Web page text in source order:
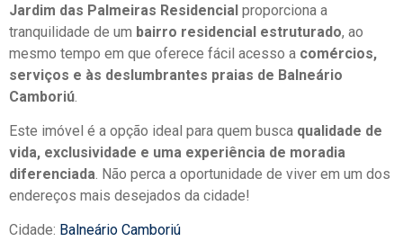
Jardim das Palmeiras Residencial proporciona a
tranquilidade de um bairro residencial estruturado, ao
mesmo tempo em que oferece fácil acesso a comércios,
serviços e às deslumbrantes praias de Balneário
Camboriú
Este imóvel é a opção ideal para quem busca qualidade de
vida, exclusividade e uma experiência de moradia
diferenciada. Não perca a oportunidade de viver em um dos
endereços mais desejados da cidade!
Cidade: Balneário Camboriú